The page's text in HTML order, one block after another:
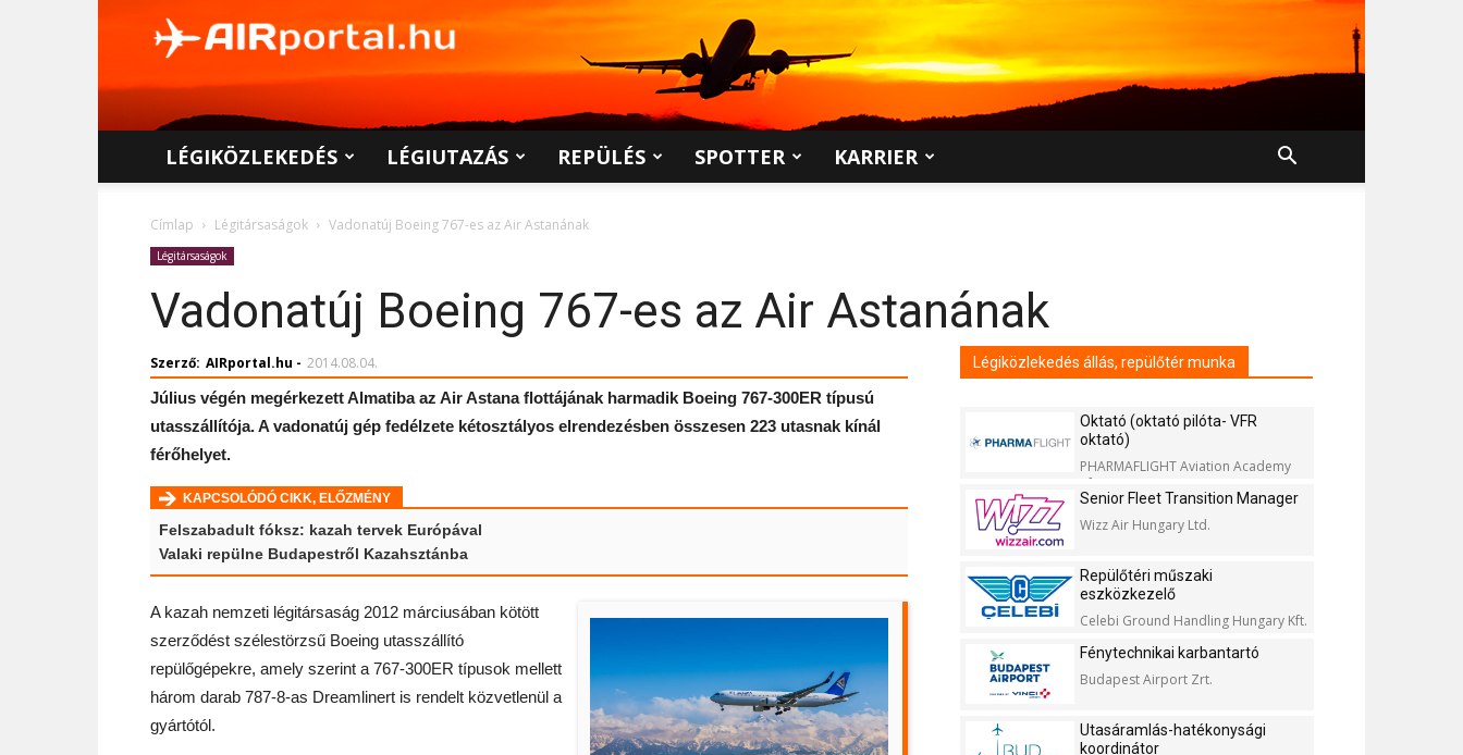
LÉGIKÖZLEKEDÉS LÉGIUTAZÁS REPÜLÉS SPOTTER KARRIER
Címlap Légitársaságok Vadonatúj Boeing 767-es az Air Astanának
Légitársaságok
Vadonatúj Boeing 767-es az Air Astanának
Szerző: AIRportal.hu - 2014.08.04.
Július végén megérkezett Almatiba az Air Astana flottájának harmadik Boeing 767-300ER típusú
utasszállítója. A vadonatúj gép fedélzete kétosztályos elrendezésben összesen 223 utasnak kínál
férőhelyet.
KAPCSOLÓDÓ CIKK, ELŐZMÉNY
Felszabadult fóksz: kazah tervek Európával
Valaki repülne Budapestről Kazahsztánba
A kazah nemzeti légitársaság 2012 márciusában kötött
szerződést szélestörzsű Boeing utasszállító
repülőgépekre, amely szerint a 767-300ER típusok mellett
három darab 787-8-as Dreamlinert is rendelt közvetlenül a
gyártótól.
Légiközlekedés állás, repülőtér munka
Oktató (oktató pilóta- VFR
oktató)
PHARMAFLIGHT Aviation Academy
Kft.
Senior Fleet Transition Manager
Wizz Air Hungary Ltd.
Repülőtéri műszaki
eszközkezelő
Celebi Ground Handling Hungary Kft.
Fénytechnikai karbantartó
Budapest Airport Zrt.
Utasáramlás-hatékonysági
koordinátor